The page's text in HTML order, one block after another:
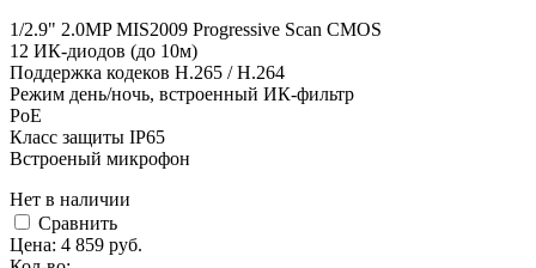
1/2.9" 2.0MP MIS2009 Progressive Scan CMOS
12 ИК-диодов (до 10м)
Поддержка кодеков H.265 / H.264
Режим день/ночь, встроенный ИК-фильтр
PoE
Класс защиты IР65
Встроеный микрофон
Нет в наличии
Cравнить
Цена: 4 859 руб.